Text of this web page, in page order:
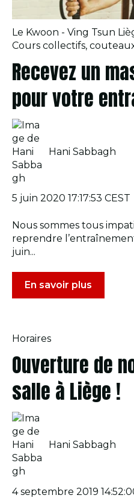
Le Kwoon - Ving Tsun
Cours collectifs,
Recevez un
pour votre
Hani Sabbagh
5 juin 2020 17:17:53 CEST
Nous sommes tous
reprendre
juin...
En savoir plus
Horaires
Ouverture de
salle à Liège !
Hani Sabbagh
4 septembre 2019